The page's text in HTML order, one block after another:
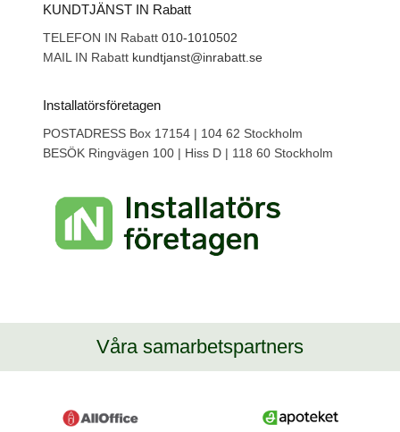
KUNDTJÄNST IN Rabatt
TELEFON IN Rabatt 010-1010502
MAIL IN Rabatt kundtjanst@inrabatt.se
Installatörsföretagen
POSTADRESS Box 17154 | 104 62 Stockholm
BESÖK Ringvägen 100 | Hiss D | 118 60 Stockholm
Våra samarbetspartners